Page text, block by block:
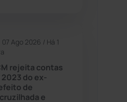
(522)
07 Ago 2026 / Há 1
rejeita contas
2023 do ex-
de
e